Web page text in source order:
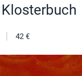
| 42 €